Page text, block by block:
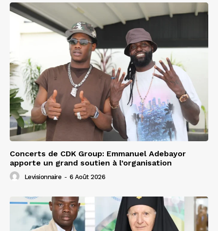
Concerts de CDK Group: Emmanuel Adebayor
apporte un grand soutien à l’organisation
Levisionnaire - 6 Août 2026